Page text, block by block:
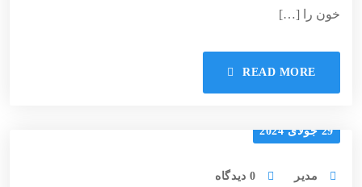
خون را […]
READ MORE
29 جولای 2024
مدیر 0 دیدگاه